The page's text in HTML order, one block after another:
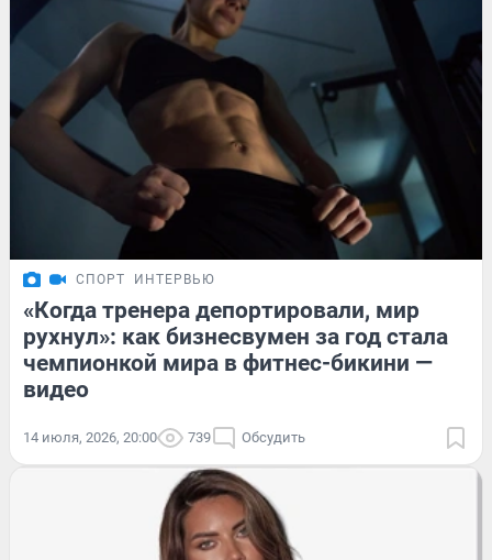
СПОРТ ИНТЕРВЬЮ
«Когда тренера депортировали, мир
рухнул»: как бизнесвумен за год стала
чемпионкой мира в фитнес-бикини —
видео
14 июля, 2026, 20:00 739 Обсудить